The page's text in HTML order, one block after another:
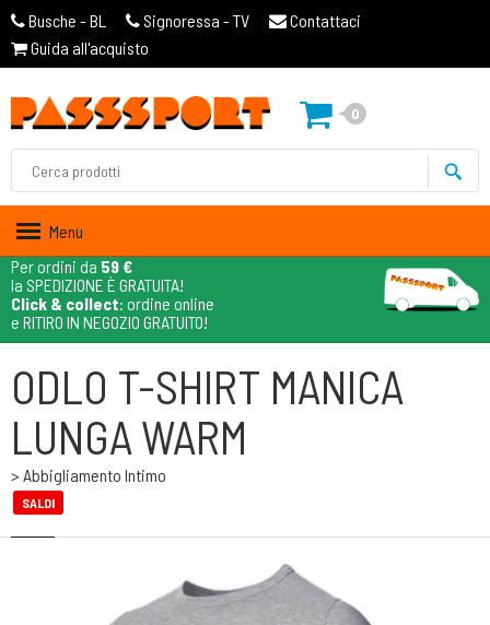
Busche - BL Signoressa - TV
Contattaci
Guida all'acquisto
0
Menu
Per ordini da 59 €
la SPEDIZIONE È GRATUITA!
Click & collect: ordine online
e RITIRO IN NEGOZIO GRATUITO!
ODLO T-SHIRT MANICA
LUNGA WARM
> Abbigliamento Intimo
SALDI